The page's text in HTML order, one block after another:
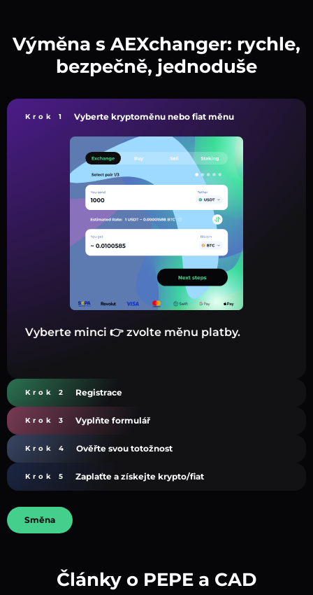
Výměna s AEXchanger: rychle,
bezpečně, jednoduše
Krok 1 Vyberte kryptoměnu nebo fiat měnu
Vyberte minci 👉 zvolte měnu platby.
Krok 2 Registrace
Krok 3 Vyplňte formulář
Krok 4 Ověřte svou totožnost
Krok 5 Zaplaťte a získejte krypto/fiat
Směna
Články o PEPE a CAD